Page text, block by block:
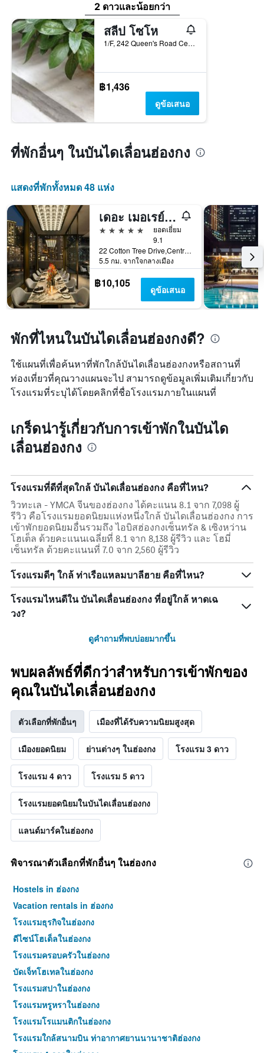
2 ดาวและน้อยกว่า
สลีป โซโห
1/F, 242 Queen's Road Central, ฮ่องกง, ฮ่องกง
฿1,436
ดูข้อเสนอ
ที่พักอื่นๆ ในบันไดเลื่อนฮ่องกง
แสดงที่พักทั้งหมด 48 แห่ง
เดอะ เมอเรย์, ฮ่องกง, โรงแรมนิโกโล
5 ดาว
ยอดเยี่ยม
9.1
22 Cotton Tree Drive,Central, ฮ่องกง, ฮ่องกง
5.5 กม. จากใจกลางเมือง
฿10,105 ดูข้อเสนอ
พักที่ไหนในบันไดเลื่อนฮ่องกงดี?
ใช้แผนที่เพื่อค้นหาที่พักใกล้บันไดเลื่อนฮ่องกงหรือสถานที่
ท่องเที่ยวที่คุณวางแผนจะไป สามารถดูข้อมูลเพิ่มเติมเกี่ยวกับ
โรงแรมที่ระบุได้โดยคลิกที่ชื่อโรงแรมภายในแผนที่
เกร็ดน่ารู้เกี่ยวกับการเข้าพักในบันได
เลื่อนฮ่องกง
โรงแรมที่ดีที่สุดใกล้ บันไดเลื่อนฮ่องกง คือที่ไหน?
วิวทะเล - YMCA จีนของฮ่องกง ได้คะแนน 8.1 จาก 7,098 ผู้
รีวิว คือโรงแรมยอดนิยมแห่งหนึ่งใกล้ บันไดเลื่อนฮ่องกง การ
เข้าพักยอดนิยมอื่นรวมถึง ไอบิสฮ่องกงเซ็นทรัล & เซิงหว่าน
โฮเต็ล ด้วยคะแนนเฉลี่ยที่ 8.1 จาก 8,138 ผู้รีวิว และ โฮมี่
เซ็นทรัล ด้วยคะแนนที่ 7.0 จาก 2,560 ผู้รีวิว
โรงแรมดีๆ ใกล้ ท่าเรือแหลมบาลีฮาย คือที่ไหน?
โรงแรมไหนดีใน บันไดเลื่อนฮ่องกง ที่อยู่ใกล้ หาดเฉ
วง?
ดูคำถามที่พบบ่อยมากขึ้น
พบผลลัพธ์ที่ดีกว่าสำหรับการเข้าพักของ
คุณในบันไดเลื่อนฮ่องกง
ตัวเลือกที่พักอื่นๆ เมืองที่ได้รับความนิยมสูงสุด
เมืองยอดนิยม ย่านต่างๆ ในฮ่องกง โรงแรม 3 ดาว
โรงแรม 4 ดาว โรงแรม 5 ดาว
โรงแรมยอดนิยมในบันไดเลื่อนฮ่องกง
แลนด์มาร์คในฮ่องกง
พิจารณาตัวเลือกที่พักอื่นๆ ในฮ่องกง
Hostels in ฮ่องกง
Vacation rentals in ฮ่องกง
โรงแรมธุรกิจในฮ่องกง
ดีไซน์โฮเต็ลในฮ่องกง
โรงแรมครอบครัวในฮ่องกง
บัดเจ็ทโฮเทลในฮ่องกง
โรงแรมสปาในฮ่องกง
โรงแรมหรูหราในฮ่องกง
โรงแรมโรแมนติกในฮ่องกง
โรงแรมใกล้สนามบิน ท่าอากาศยานนานาชาติฮ่องกง